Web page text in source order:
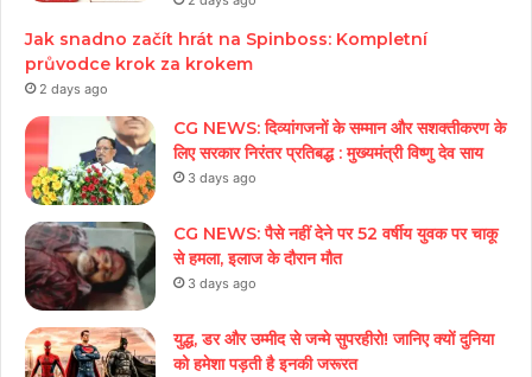
Jak snadno začít hrát na Spinboss: Kompletní
průvodce krok za krokem
2 days ago
CG NEWS: दिव्यांगजनों के सम्मान और सशक्तीकरण के
लिए सरकार निरंतर प्रतिबद्ध : मुख्यमंत्री विष्णु देव साय
3 days ago
CG NEWS: पैसे नहीं देने पर 52 वर्षीय युवक पर चाकू
से हमला, इलाज के दौरान मौत
3 days ago
युद्ध, डर और उम्मीद से जन्मे सुपरहीरो! जानिए क्यों दुनिया
को हमेशा पड़ती है इनकी जरूरत